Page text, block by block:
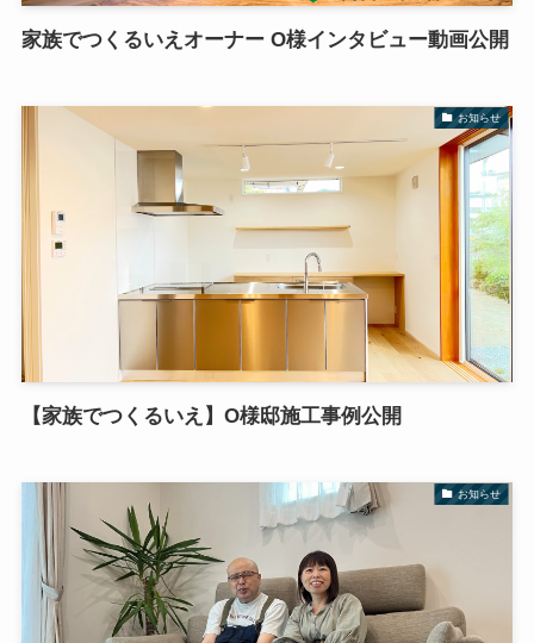
家族でつくるいえオーナー O様インタビュー動画公開
お知らせ
【家族でつくるいえ】O様邸施工事例公開
お知らせ